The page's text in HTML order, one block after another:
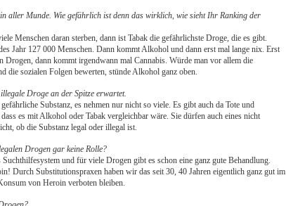
aller Munde. Wie gefährlich ist denn das wirklich, wie sieht Ihr Ranking der
Menschen daran sterben, dann ist Tabak die gefährlichste Droge, die es gibt.
Jahr 127 000 Menschen. Dann kommt Alkohol und dann erst mal lange nix. Erst
Drogen, dann kommt irgendwann mal Cannabis. Würde man vor allem die
die sozialen Folgen bewerten, stünde Alkohol ganz oben.
Droge an der Spitze erwartet.
Substanz, es nehmen nur nicht so viele. Es gibt auch da Tote und
es mit Alkohol oder Tabak vergleichbar wäre. Sie dürfen auch eines nicht
ob die Substanz legal oder illegal ist.
Drogen gar keine Rolle?
und für viele Drogen gibt es schon eine ganz gute Behandlung.
Durch Substitutionspraxen haben wir das seit 30, 40 Jahren eigentlich ganz gut im
von Heroin verboten bleiben.